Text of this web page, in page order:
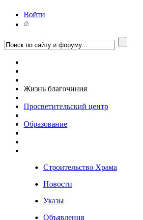
Войти
Жизнь благочиния
Просветительский центр
Образование
Строительство Храма
Новости
Указы
Объявления